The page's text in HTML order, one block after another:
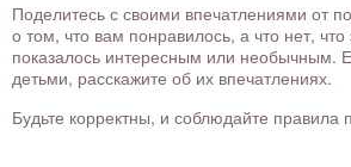
Поделитесь с своими впечатлениями от
о том, что вам понравилось, а что нет,
показалось интересным или необычным.
детьми, расскажите об их впечатлениях.
Будьте корректны, и соблюдайте правила